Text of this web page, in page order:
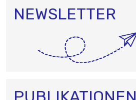
NEWSLETTER